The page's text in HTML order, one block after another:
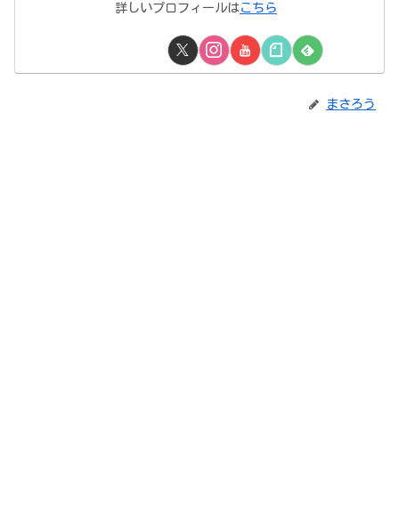
詳しいプロフィールはこちら
まさろう